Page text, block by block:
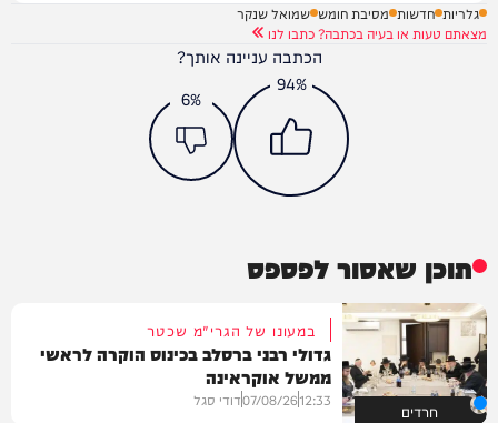
גלריות חדשות מסיבת חומש שמואל שנקר
מצאתם טעות או בעיה בכתבה? כתבו לנו
הכתבה עניינה אותך?
94%
6%
תוכן שאסור לפספס
חרדים
במעונו של הגרי"מ שכטר
גדולי רבני ברסלב בכינוס הוקרה לראשי
ממשל אוקראינה
12:33
07/08/26דודי סגל